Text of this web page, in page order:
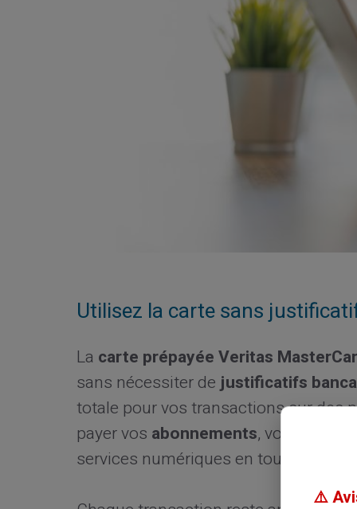
Utilisez la carte sans
La carte prépayée Veritas
sans nécessiter dejustificatifs
totale pour vos transactions sur des
payer vos abonnements, vos
services numériques en toute
⚠️